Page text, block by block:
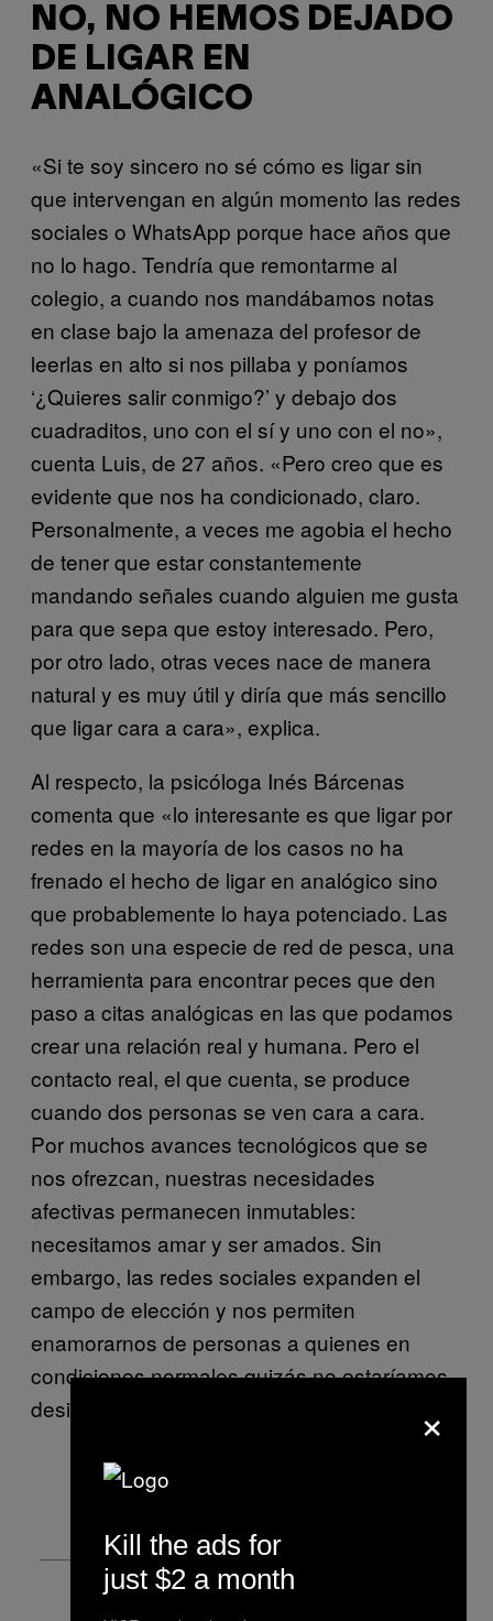
NO, NO HEMOS DEJADO
DE LIGAR EN
ANALÓGICO
«Si te soy sincero no sé cómo es ligar sin
que intervengan en algún momento las redes
sociales o WhatsApp porque hace años que
no lo hago. Tendría que remontarme al
colegio, a cuando nos mandábamos notas
en clase bajo la amenaza del profesor de
leerlas en alto si nos pillaba y poníamos
‘¿Quieres salir conmigo?’ y debajo dos
cuadraditos, uno con el sí y uno con el no»,
cuenta Luis, de 27 años. «Pero creo que es
evidente que nos ha condicionado, claro.
Personalmente, a veces me agobia el hecho
de tener que estar constantemente
mandando señales cuando alguien me gusta
para que sepa que estoy interesado. Pero,
por otro lado, otras veces nace de manera
natural y es muy útil y diría que más sencillo
que ligar cara a cara», explica.
Al respecto, la psicóloga Inés Bárcenas
comenta que «lo interesante es que ligar por
redes en la mayoría de los casos no ha
frenado el hecho de ligar en analógico sino
que probablemente lo haya potenciado. Las
redes son una especie de red de pesca, una
herramienta para encontrar peces que den
paso a citas analógicas en las que podamos
crear una relación real y humana. Pero el
contacto real, el que cuenta, se produce
cuando dos personas se ven cara a cara.
Por muchos avances tecnológicos que se
nos ofrezcan, nuestras necesidades
afectivas permanecen inmutables:
necesitamos amar y ser amados. Sin
embargo, las redes sociales expanden el
campo de elección y nos permiten
enamorarnos de personas a quienes en
condiciones normales quizás no estaríamos
designados», termina.
×
Kill the ads for
just $2 a month